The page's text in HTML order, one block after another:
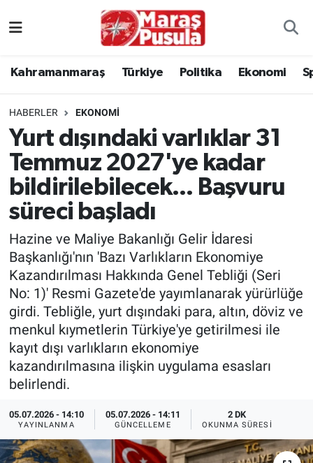
Kahramanmaraş Türkiye Politika Ekonomi
HABERLER EKONOMI
Yurt dışındaki varlıklar 31
Temmuz 2027'ye kadar
bildirilebilecek... Başvuru
süreci başladı
Hazine ve Maliye Bakanlığı Gelir İdaresi
Başkanlığı'nın 'Bazı Varlıkların Ekonomiye
Kazandırılması Hakkında Genel Tebliği (Seri
No: 1)' Resmi Gazete'de yayımlanarak yürürlüğe
girdi. Tebliğle, yurt dışındaki para, altın, döviz ve
menkul kıymetlerin Türkiye'ye getirilmesi ile
kayıt dışı varlıkların ekonomiye
kazandırılmasına ilişkin uygulama esasları
belirlendi.
05.07.2026 - 14:10
YAYINLANMA
05.07.2026 - 14:11
GÜNCELLEME
2 DK
OKUNMA SÜRESI
Politika
Ekonomi
Kültür Sanat
Sağlık
TEKNOLOJİ
Dünya
İlçeler
MAGAZİN
İstanbul Namaz Vakitleri
İstanbul Trafik Yoğunluk Haritası
Süper Lig Puan Durumu ve Fikstür
Tüm Manşetler
Son Dakika Haberleri
Haber Arşivi